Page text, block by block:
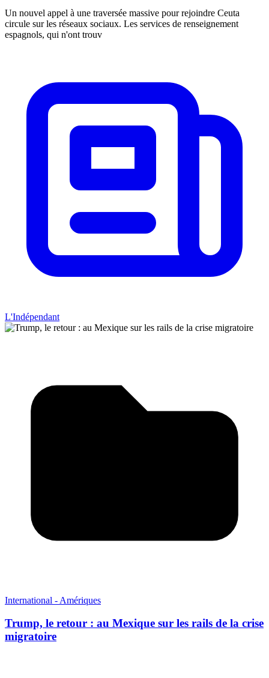
Un nouvel appel à une traversée massive pour rejoindre Ceuta
circule sur les réseaux sociaux. Les services de renseignement
espagnols, qui n'ont trouv
L'Indépendant
International - Amériques
Trump, le retour : au Mexique sur les rails de la crise
migratoire